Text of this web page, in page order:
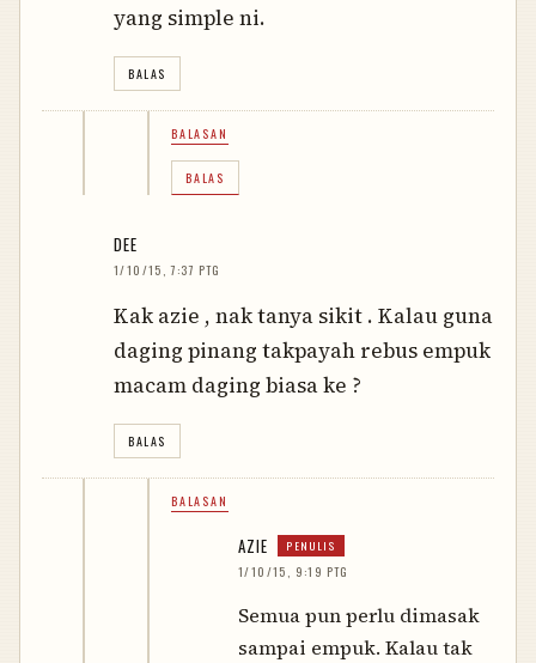
yang simple ni.
BALAS
BALASAN
BALAS
DEE
1/10/15, 7:37 PTG
Kak azie , nak tanya sikit . Kalau guna
daging pinang takpayah rebus empuk
macam daging biasa ke ?
BALAS
BALASAN
AZIE
1/10/15, 9:19 PTG
Semua pun perlu dimasak
sampai empuk. Kalau tak